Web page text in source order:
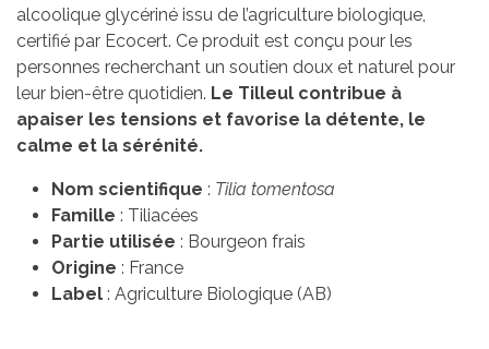
alcoolique glycériné issu de l’agriculture biologique,
certifié par Ecocert. Ce produit est conçu pour les
personnes recherchant un soutien doux et naturel pour
leur bien-être quotidien. Le Tilleul contribue à
apaiser les tensions et favorise la détente, le
calme et la sérénité.
Nom scientifique : Tilia tomentosa
Famille : Tiliacées
Partie utilisée : Bourgeon frais
Origine : France
Label : Agriculture Biologique (AB)